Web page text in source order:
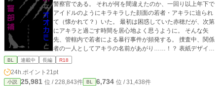
警察官である。 それが何を間違えたのか、一回り以上年下で
アイドルのようにキラキラした顔面の若者・アキラに迫られ
て（懐かれて？）いた。 最初は困惑していた赤穂だが、次第
にアキラと過ごす時間を居心地よく思うように。 そんな矢
先、管轄内で若者による暴行事件が頻発する。 捜査中、関係
者の一人としてアキラの名前があがり……！？ 表紙デザイ
ン：say.co様
BL 連載中 長編 R18
24h.ポイント 21pt
小説 25,981 位 / 228,843件 BL 6,734 位 / 31,438件